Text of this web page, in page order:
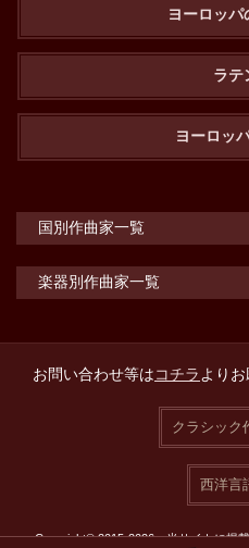
ヨーロッパ
ラテ
ヨーロッ
国別作曲家一覧
楽器別作曲家一覧
お問い合わせ等はコチラよりお
クラシック
西洋言
Copyright© 2015-2026 当サイトに掲